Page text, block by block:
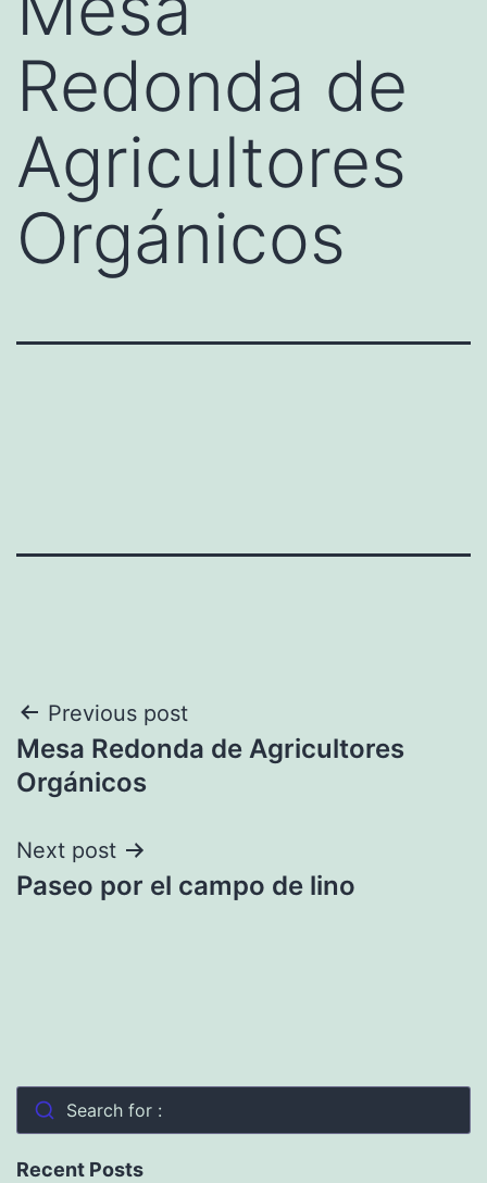
Redonda de
Agricultores
Orgánicos
Navegación
de
Previous post
Mesa Redonda de Agricultores
Orgánicos
Next post
Paseo por el campo de lino
Search for :
Recent Posts